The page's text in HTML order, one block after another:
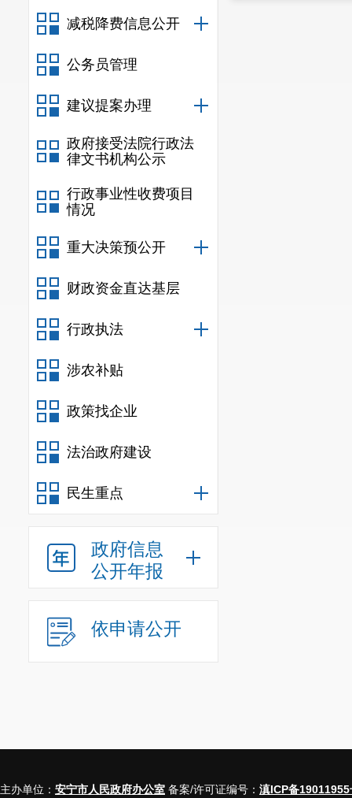
减税降费信息公开
公务员管理
建议提案办理
政府接受法院行政法
律文书机构公示
行政事业性收费项目
情况
重大决策预公开
财政资金直达基层
行政执法
涉农补贴
政策找企业
法治政府建设
民生重点
政府信息
公开年报
依申请公开
主办单位： 安宁市人民政府办公室 备案/许可证编号： 滇ICP备